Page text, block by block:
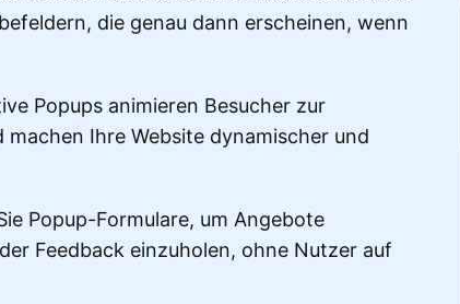
die genau dann erscheinen, wenn
Popups animieren Besucher zur
Ihre Website dynamischer und
Popup-Formulare, um Angebote
Feedback einzuholen, ohne Nutzer auf